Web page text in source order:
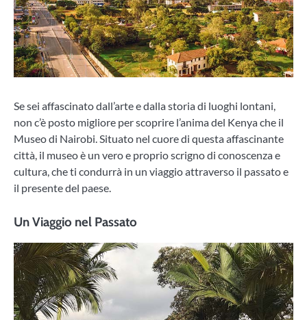
Se sei affascinato dall’arte e dalla storia di luoghi lontani,
non c’è posto migliore per scoprire l’anima del Kenya che il
Museo di Nairobi. Situato nel cuore di questa affascinante
città, il museo è un vero e proprio scrigno di conoscenza e
cultura, che ti condurrà in un viaggio attraverso il passato e
il presente del paese.
Un Viaggio nel Passato